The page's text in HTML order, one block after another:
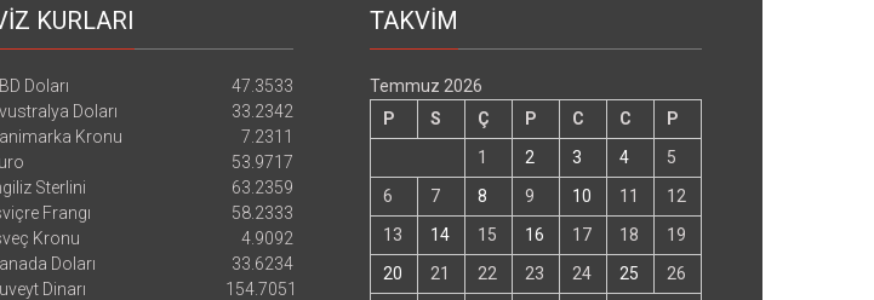
KURLARI
Doları
47.3533
Doları
33.2342
Kronu
7.2311
53.9717
Sterlini
63.2359
Frangı
58.2333
Kronu
4.9092
Doları
33.6234
Dinarı
154.7051
TAKVİM
Temmuz 2026
P
S Ç P C C
P
1
2 3 4
5
6
7 8 9 10 11
12
13
14 15 16 17 18
19
20
21 22 23 24 25
26